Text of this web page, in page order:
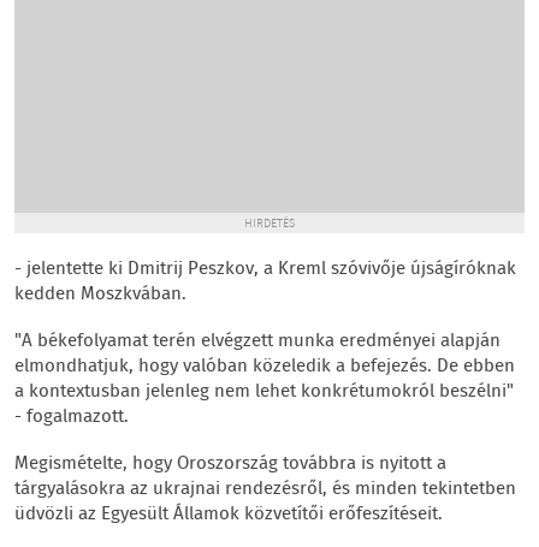
HIRDETÉS
- jelentette ki Dmitrij Peszkov, a Kreml szóvivője újságíróknak
kedden Moszkvában.
"A békefolyamat terén elvégzett munka eredményei alapján
elmondhatjuk, hogy valóban közeledik a befejezés. De ebben
a kontextusban jelenleg nem lehet konkrétumokról beszélni"
- fogalmazott.
Megismételte, hogy Oroszország továbbra is nyitott a
tárgyalásokra az ukrajnai rendezésről, és minden tekintetben
üdvözli az Egyesült Államok közvetítői erőfeszítéseit.